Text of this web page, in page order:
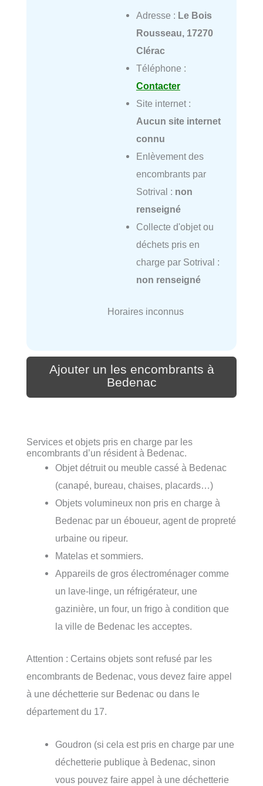
Adresse : Le Bois
Rousseau, 17270
Clérac
Téléphone :
Contacter
Site internet :
Aucun site internet
connu
Enlèvement des
encombrants par
Sotrival : non
renseigné
Collecte d'objet ou
déchets pris en
charge par Sotrival :
non renseigné
Horaires inconnus
Ajouter un les encombrants à
Bedenac
Services et objets pris en charge par les
encombrants d’un résident à Bedenac.
Objet détruit ou meuble cassé à Bedenac
(canapé, bureau, chaises, placards…)
Objets volumineux non pris en charge à
Bedenac par un éboueur, agent de propreté
urbaine ou ripeur.
Matelas et sommiers.
Appareils de gros électroménager comme
un lave-linge, un réfrigérateur, une
gazinière, un four, un frigo à condition que
la ville de Bedenac les acceptes.
Attention : Certains objets sont refusé par les
encombrants de Bedenac, vous devez faire appel
à une déchetterie sur Bedenac ou dans le
département du 17.
Goudron (si cela est pris en charge par une
déchetterie publique à Bedenac, sinon
vous pouvez faire appel à une déchetterie